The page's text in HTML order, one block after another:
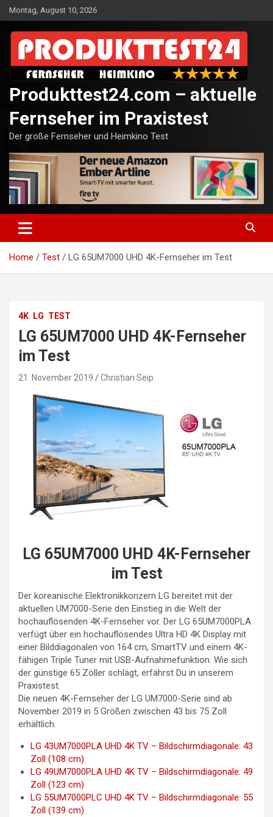
Skip
to
content
Montag, August 10, 2026
Produkttest24.com – aktuelle
Fernseher im Praxistest
Der große Fernseher und Heimkino Test
Home Test LG 65UM7000 UHD 4K-Fernseher im Test
4K LG TEST
LG 65UM7000 UHD 4K-Fernseher
im Test
21. November 2019 Christian Seip
LG 65UM7000 UHD 4K-Fernseher
im Test
Der koreanische Elektronikkonzern LG bereitet mit der
aktuellen UM7000-Serie den Einstieg in die Welt der
hochauflösenden 4K-Fernseher vor. Der LG 65UM7000PLA
verfügt über ein hochauflösendes Ultra HD 4K Display mit
einer Bilddiagonalen von 164 cm, SmartTV und einem 4K-
fähigen Triple Tuner mit USB-Aufnahmefunktion. Wie sich
der günstige 65 Zöller schlägt, erfährst Du in unserem
Praxistest.
Die neuen 4K-Fernseher der LG UM7000-Serie sind ab
November 2019 in 5 Größen zwischen 43 bis 75 Zoll
erhältlich.
LG 43UM7000PLA UHD 4K TV – Bildschirmdiagonale: 43
Zoll (108 cm)
LG 49UM7000PLA UHD 4K TV – Bildschirmdiagonale: 49
Zoll (123 cm)
LG 55UM7000PLC UHD 4K TV – Bildschirmdiagonale: 55
Zoll (139 cm)